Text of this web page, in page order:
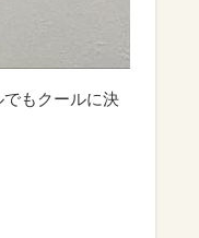
もクールに決